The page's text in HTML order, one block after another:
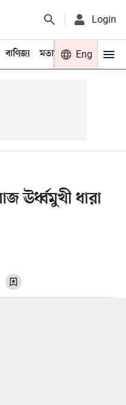
Login
বাণিজ্য মতামত খেলা
Eng
ঊর্ধ্বমুখী ধারা